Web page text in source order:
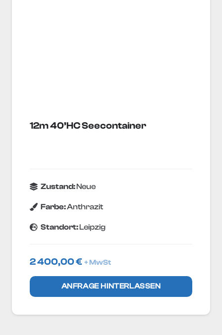
12m 40’HC Seecontainer
Zustand:Neue
Farbe:Anthrazit
Standort:Leipzig
2 400,00€ + MwSt
ANFRAGE HINTERLASSEN